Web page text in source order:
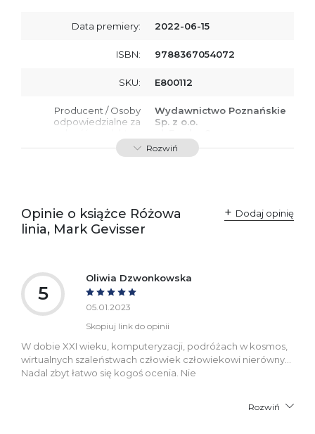
Data premiery: 2022-06-15
ISBN: 9788367054072
SKU: E800112
Producent / Osoby
odpowiedzialne za
przepisami:
Wydawnictwo Poznańskie
Sp. z o.o.
61-701 Poznań
Polska
Ostrzeżenia oraz
informacje dotyczące
bezpieczeństwa:
Rozwiń
Opinie o książce Różowa
linia, Mark Gevisser
Dodaj opinię
5
Oliwia Dzwonkowska
05.01.2023
Skopiuj link do opinii
W dobie XXI wieku, komputeryzacji, podróżach w kosmos,
wirtualnych szaleństwach człowiek człowiekowi nierówny...
Nadal zbyt łatwo się kogoś ocenia. Nie
Rozwiń